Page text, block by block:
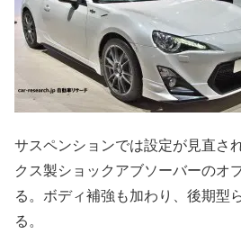
サスペンションでは設定が見直さ
クス製ショックアブソーバーのオ
る。ボディ補強も加わり、後期型
る。